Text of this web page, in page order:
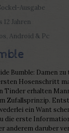
Ausgabe
12 Jahren
Android & Pc
Bumble: Damen
Hosenschritt
Tinder erhalten
Zufallsprinzip.
ein Want
die erste
anderem daruber